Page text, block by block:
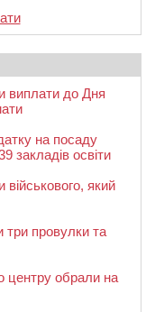
виплати до Дня
на посаду
закладів освіти
який
провулки та
центру обрали на